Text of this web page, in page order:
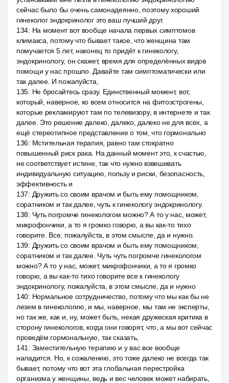
сейчас было бы очень самонадеянно, поэтому хороший
гинеколог эндокринолог это ваш лучший друг.
134: На момент вот вообще начала первых симптомов
климакса, потому что бывает такое, что женщина там
помучается 5 лет, наконец то придёт к гинекологу,
эндокринологу, он скажет, время для определённых видов
помощи у нас прошло. Давайте там симптоматически или
так далее. И пожалуйста,
135: Не бросайтесь сразу. Единственный момент, вот,
который, наверное, ко всем относится на фитоэстрогены,
которые рекламируют там по телевизору, в интернете и так
далее. Это решение далеко, далеко, далеко не для всех, а
ещё стереотипное представление о том, что гормонально
136: Мстительная терапия, равно там стократно
повышенный риск рака. На данный момент это, к счастью,
не соответствует истине, так что нужно взвешивать
индивидуальную ситуацию, пользу и риски, безопасность,
эффективность и
137: Дружить со своим врачом и быть ему помощником,
соратником и так далее, чуть к гинекологу эндокринологу.
138: Чуть погромче гинекологом можно? А то у нас, может,
микрофончики, а то я громко говорю, а вы как-то тихо
говорите. Все, пожалуйста, в этом смысле, да и нужно.
139: Дружить со своим врачом и быть ему помощником,
соратником и так далее. Чуть чуть погромче гинекологом
можно? А то у нас, может, микрофончики, а то я громко
говорю, а вы как-то тихо говорите все к гинекологу
эндокринологу, пожалуйста, в этом смысле, да и нужно
140: Нормальное сотрудничество, потому что мы как бы не
лезем в гинекологию, и мы, наверное, мы там не эксперты,
но так же, как и, ну, может быть, некая дружеская критика в
сторону гинекологов, когда они говорят, что, а мы вот сейчас
проведём гормональную, так сказать,
141 : Заместительную терапию и у вас все вообще
наладится. Но, к сожалению, это тоже далеко не всегда так
бывает, потому что вот эта глобальная перестройка
организма у женщины, ведь и вес человек может набирать,